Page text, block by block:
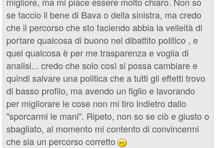
se faccio il bene di Bava o della sinistra, ma credo
che il percorso che sto faciendo abbia la velleità di
portare qualcosa di buono nel dibattito politico , e
quel qualcosa è per me trasparenza e voglia di
analisi... credo che solo così si possa cambiare e
quindi salvare una politica che a tutti gli effetti trovo
di basso profilo, ma avendo un figlio e lavorando
per migliorare le cose non mi tiro indietro dallo
"sporcarmi le mani". Ripeto, non so se ciò e giusto o
sbagliato, al momento mi contento di convincermi
che sia un percorso corretto
;)